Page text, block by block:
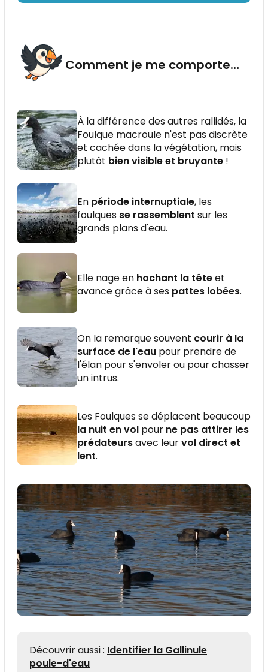
Comment je me comporte…
À la différence des autres rallidés, la
Foulque macroule n'est pas discrète
et cachée dans la végétation, mais
plutôt bien visible et bruyante !
En période internuptiale, les
foulques se rassemblent sur les
grands plans d'eau.
Elle nage en hochant la têteet
avance grâce à ses pattes lobées.
On la remarque souvent courir à la
surface de l'eau pour prendre de
l'élan pour s'envoler ou pour chasser
un intrus.
Les Foulques se déplacent beaucoup
la nuit en vol pour ne pas attirer les
prédateursavec leurvol direct et
lent.
Découvrir aussi : Identifier la Gallinule
poule-d'eau